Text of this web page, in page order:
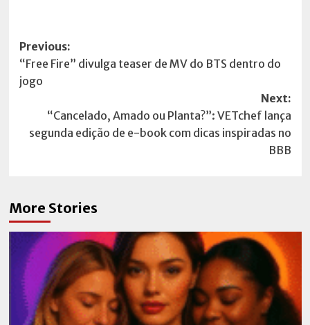
Post
navigation
Previous:
“Free Fire” divulga teaser de MV do BTS dentro do
jogo
Next:
“Cancelado, Amado ou Planta?”: VETchef lança
segunda edição de e-book com dicas inspiradas no
BBB
More Stories